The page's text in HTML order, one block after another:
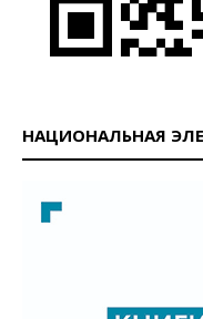
НАЦИОНАЛЬНАЯ